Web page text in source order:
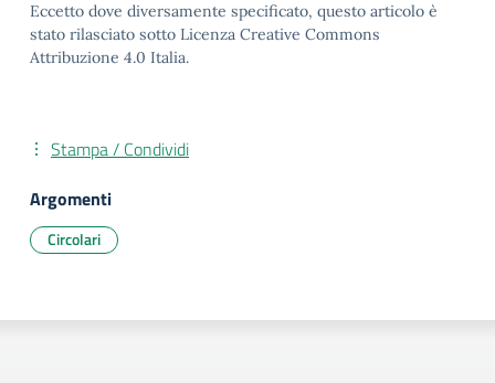
Eccetto dove diversamente specificato, questo articolo è
stato rilasciato sotto Licenza Creative Commons
Attribuzione 4.0 Italia.
Stampa / Condividi
Argomenti
Circolari